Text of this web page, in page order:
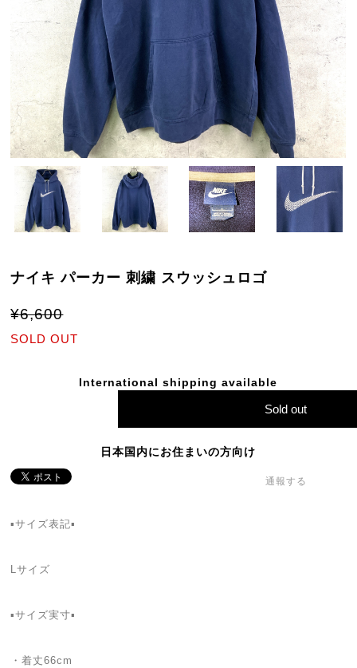
ナイキ パーカー 刺繍 スウッシュロゴ
¥6,600
SOLD OUT
International shipping available
Sold out
日本国内にお住まいの方向け
通報する
▪️サイズ表記▪
Lサイズ
▪️サイズ実寸▪️
・着丈66cm